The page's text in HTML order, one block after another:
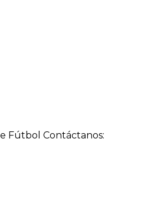
Fútbol Contáctanos: